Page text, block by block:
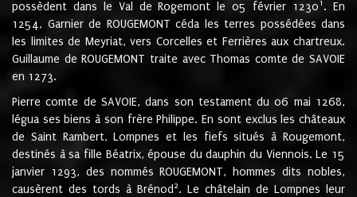
possèdent dans le Val de Rogemont le 05 février 12301 . En
1254, Garnier de ROUGEMONT céda les terres possédées dans
les limites de Meyriat, vers Corcelles et Ferrières aux chartreux.
Guillaume de ROUGEMONT traite avec Thomas comte de SAVOIE
en 1273.
Pierre comte de SAVOIE, dans son testament du 06 mai 1268,
légua ses biens à son frère Philippe. En sont exclus les châteaux
de Saint Rambert, Lompnes et les fiefs situés à Rougemont,
destinés à sa fille Béatrix, épouse du dauphin du Viennois. Le 15
janvier 1293, des nommés ROUGEMONT, hommes dits nobles,
causèrent des tords à Brénod 2. Le châtelain de Lompnes leur